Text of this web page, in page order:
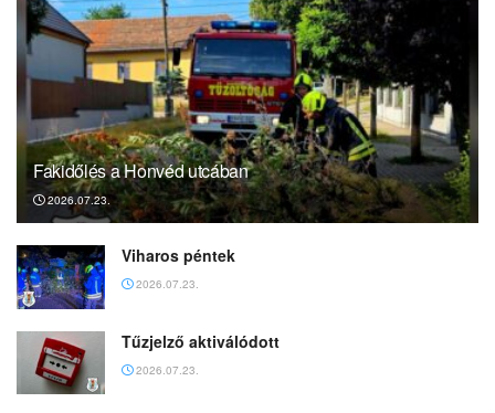
Fakidőlés a Honvéd utcában
2026.07.23.
Viharos péntek
2026.07.23.
Tűzjelző aktiválódott
2026.07.23.